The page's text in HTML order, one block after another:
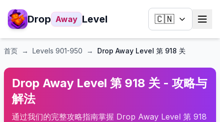
Drop Away Level 🇨🇳
首页 → Levels 901-950 → Drop Away Level 第 918 关
Drop Away Level 第 918 关 - 攻略与
解法
通过我们的完整攻略指南掌握 Drop Away Level 第 918